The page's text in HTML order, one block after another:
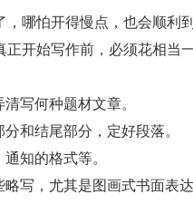
哪怕开得慢点，也会顺利
开始写作前，必须花相当
写何种题材文章。
和结尾部分，定好段落。
知的格式等。
写，尤其是图画式书面表